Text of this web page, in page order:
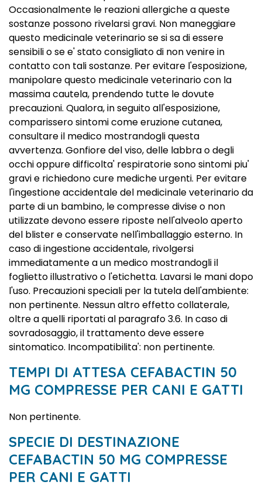
Occasionalmente le reazioni allergiche a queste
sostanze possono rivelarsi gravi. Non maneggiare
questo medicinale veterinario se si sa di essere
sensibili o se e' stato consigliato di non venire in
contatto con tali sostanze. Per evitare l'esposizione,
manipolare questo medicinale veterinario con la
massima cautela, prendendo tutte le dovute
precauzioni. Qualora, in seguito all'esposizione,
comparissero sintomi come eruzione cutanea,
consultare il medico mostrandogli questa
avvertenza. Gonfiore del viso, delle labbra o degli
occhi oppure difficolta' respiratorie sono sintomi piu'
gravi e richiedono cure mediche urgenti. Per evitare
l'ingestione accidentale del medicinale veterinario da
parte di un bambino, le compresse divise o non
utilizzate devono essere riposte nell'alveolo aperto
del blister e conservate nell'imballaggio esterno. In
caso di ingestione accidentale, rivolgersi
immediatamente a un medico mostrandogli il
foglietto illustrativo o l'etichetta. Lavarsi le mani dopo
l'uso. Precauzioni speciali per la tutela dell'ambiente:
non pertinente. Nessun altro effetto collaterale,
oltre a quelli riportati al paragrafo 3.6. In caso di
sovradosaggio, il trattamento deve essere
sintomatico. Incompatibilita': non pertinente.
TEMPI DI ATTESA CEFABACTIN 50
MG COMPRESSE PER CANI E GATTI
Non pertinente.
SPECIE DI DESTINAZIONE
CEFABACTIN 50 MG COMPRESSE
PER CANI E GATTI